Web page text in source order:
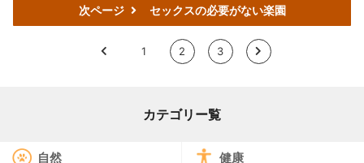
次ページ セックスの必要がない楽園
< 1 2 3 >
カテゴリー覧
自然 健康